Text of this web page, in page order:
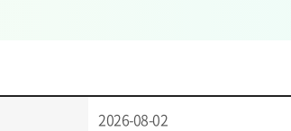
2026-08-02